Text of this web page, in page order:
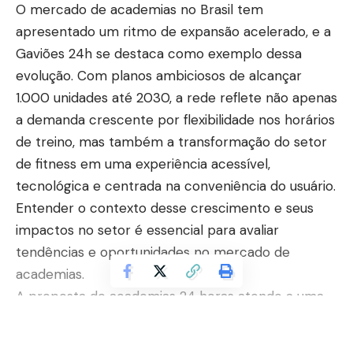
O mercado de academias no Brasil tem
apresentado um ritmo de expansão acelerado, e a
Gaviões 24h se destaca como exemplo dessa
evolução. Com planos ambiciosos de alcançar
1.000 unidades até 2030, a rede reflete não apenas
a demanda crescente por flexibilidade nos horários
de treino, mas também a transformação do setor
de fitness em uma experiência acessível,
tecnológica e centrada na conveniência do usuário.
Entender o contexto desse crescimento e seus
impactos no setor é essencial para avaliar
tendências e oportunidades no mercado de
academias.
A proposta de academias 24 horas atende a uma